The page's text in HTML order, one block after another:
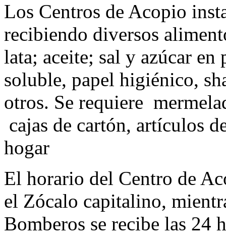
Los Centros de Acopio
recibiendo diversos
lata; aceite; sal y azúcar
soluble, papel higiénico,
otros. Se requiere
cajas de cartón, artículos
hogar
El horario del Centro de
el Zócalo capitalino,
Bomberos se recibe las 24